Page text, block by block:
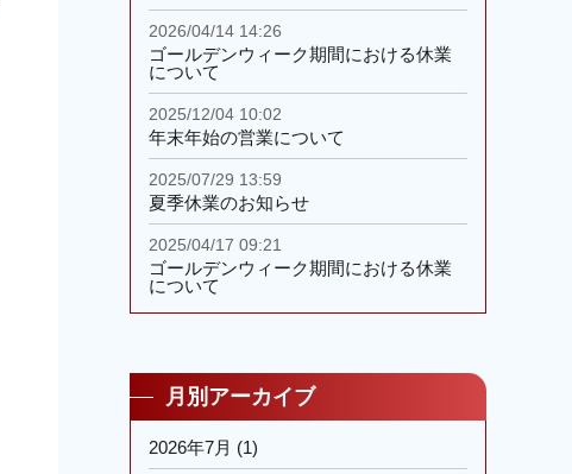
2026/04/14 14:26
ゴールデンウィーク期間における休業
について
2025/12/04 10:02
年末年始の営業について
2025/07/29 13:59
夏季休業のお知らせ
2025/04/17 09:21
ゴールデンウィーク期間における休業
について
月別アーカイブ
2026年7月 (1)